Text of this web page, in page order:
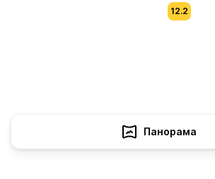
12.2
Панорама